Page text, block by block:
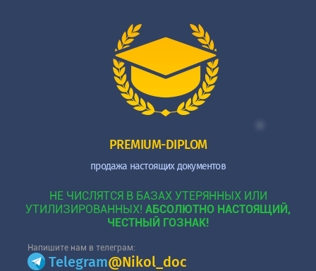
PREMIUM-DIPLOM
продажа настоящих документов
НЕ ЧИСЛЯТСЯ В БАЗАХ УТЕРЯННЫХ ИЛИ
УТИЛИЗИРОВАННЫХ! АБСОЛЮТНО НАСТОЯЩИЙ,
ЧЕСТНЫЙ ГОЗНАК!
Напишите нам в телеграм:
Telegram@Nikol_doc